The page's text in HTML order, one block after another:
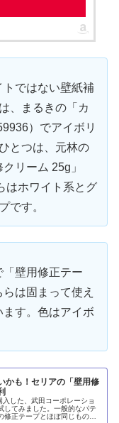
ではない壁紙補
、まるきの「カ
）でアイボリ
とつは、元林の
リーム 25g」
はホワイト系とグ
です。
壁用修正テー
は固まって使え
す。色はアイボ
かも！セリアの「壁用修
した、武田コーポレーショ
してみました。一般的なパテ
修正テープとほぼ同じもので